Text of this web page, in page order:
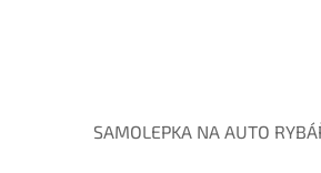
SAMOLEPKA NA AUTO